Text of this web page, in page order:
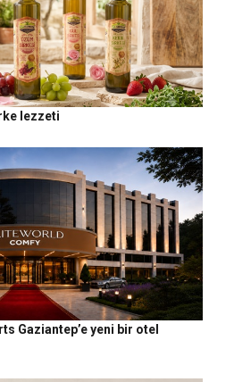
lezzeti
Gaziantep’e yeni bir otel